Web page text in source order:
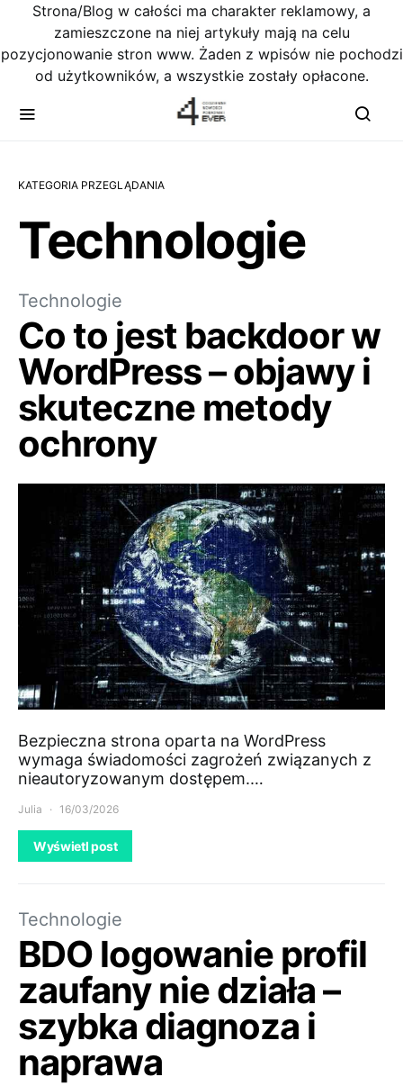
Strona/Blog w całości ma charakter reklamowy, a
zamieszczone na niej artykuły mają na celu
pozycjonowanie stron www. Żaden z wpisów nie pochodzi
od użytkowników, a wszystkie zostały opłacone.
KATEGORIA PRZEGLĄDANIA
Technologie
Technologie
Co to jest backdoor w
WordPress – objawy i
skuteczne metody
ochrony
Bezpieczna strona oparta na WordPress
wymaga świadomości zagrożeń związanych z
nieautoryzowanym dostępem.…
Julia 16/03/2026
Wyświetl post
Technologie
BDO logowanie profil
zaufany nie działa –
szybka diagnoza i
naprawa